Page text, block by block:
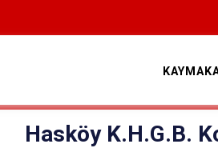
Hasköy K.H.G.B.